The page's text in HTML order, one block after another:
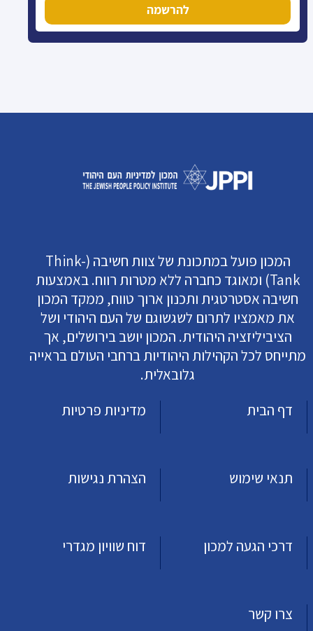
להרשמה
המכון פועל במתכונת של צוות חשיבה (Think-
Tank) ומאוגד כחברה ללא מטרות רווח. באמצעות
חשיבה אסטרטגית ותכנון ארוך טווח, ממקד המכון
את מאמציו לתרום לשגשוגם של העם היהודי ושל
הציביליזציה היהודית. המכון יושב בירושלים, אך
מתייחס לכל הקהילות היהודיות ברחבי העולם בראייה
גלובאלית.
דף הבית
מדיניות פרטיות
תנאי שימוש הצהרת נגישות
דרכי הגעה למכון דוח שוויון מגדרי
צרו קשר